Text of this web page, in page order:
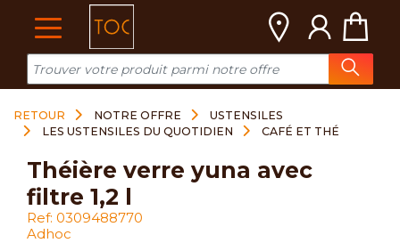
RETOUR NOTRE OFFRE
USTENSILES
LES USTENSILES DU QUOTIDIEN
CAFÉ ET THÉ
théière verre yuna avec
filtre 1,2 l
Ref: 0309488770
Adhoc
Cookies management panel